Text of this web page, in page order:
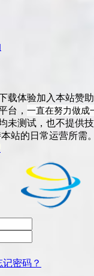
载体验加入本站赞
台， 一直在努力做成
未测试，也不提供
站的日常运营所需。
记密码？